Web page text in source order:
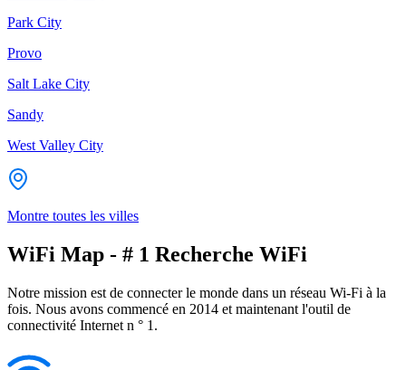
Park City
Provo
Salt Lake City
Sandy
West Valley City
Montre toutes les villes
WiFi Map - # 1 Recherche WiFi
Notre mission est de connecter le monde dans un réseau Wi-Fi à la
fois. Nous avons commencé en 2014 et maintenant l'outil de
connectivité Internet n ° 1.